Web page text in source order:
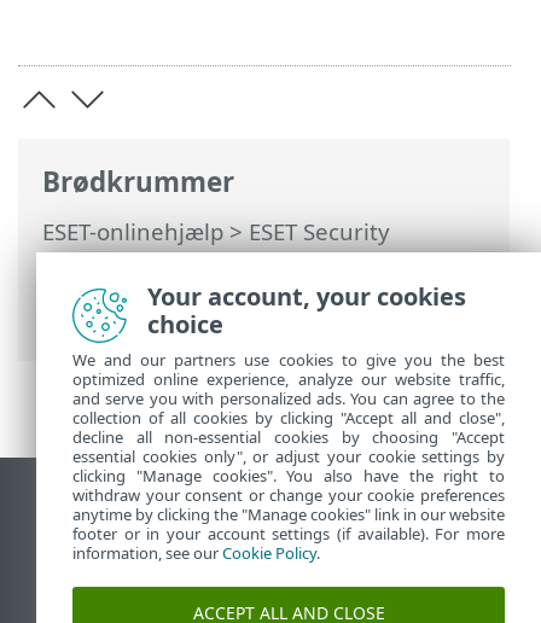
Brødkrummer
ESET-onlinehjælp>ESET Security
Ultimate>Arbejde med ESET Security
Ultimate
>Enhedsscanning>
Startprogram til tilpasset scanning
Vis computerwebsted
End of Life
ESET-vidensbase
ESET-forum
Your account, your cookies
choice
We and our partners use cookies to give you the best
optimized online experience, analyze our website traffic,
and serve you with personalized ads. You can agree to the
collection of all cookies by clicking "Accept all and close",
decline all non-essential cookies by choosing "Accept
essential cookies only", or adjust your cookie settings by
clicking "Manage cookies". You also have the right to
withdraw your consent or change your cookie preferences
anytime by clicking the "Manage cookies" link in our website
footer or in your account settings (if available). For more
information, see ourCookie Policy.
ACCEPT ALL AND CLOSE